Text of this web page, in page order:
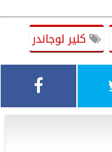
كلير لوجاندر